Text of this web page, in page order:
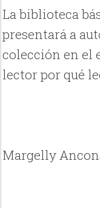
La biblioteca
presentará a
colección en el
lector por qué
Margelly